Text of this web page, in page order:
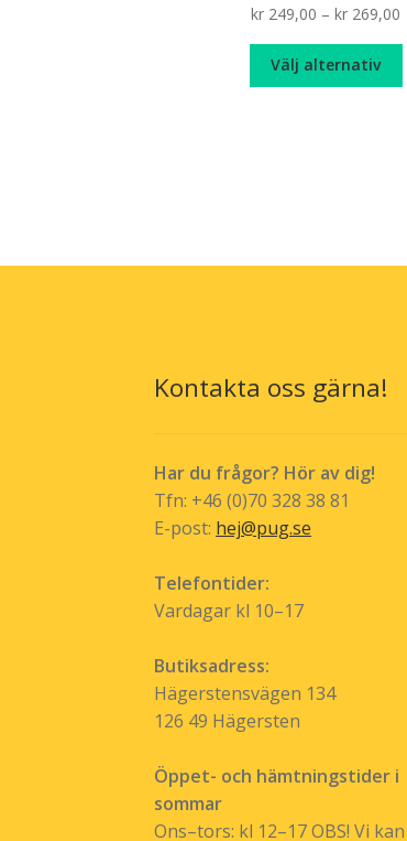
kr 249,00 – kr 269,00
Välj alternativ
Kontakta oss gärna!
Har du frågor? Hör av dig!
Tfn: +46 (0)70 328 38 81
E-post: hej@pug.se
Telefontider:
Vardagar kl 10–17
Butiksadress:
Hägerstensvägen 134
126 49 Hägersten
Öppet- och hämtningstider i
sommar
Ons–tors: kl 12–17 OBS! Vi kan